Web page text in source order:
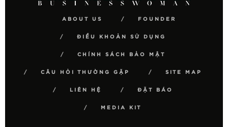
ABOUT US FOUNDER
ĐIỀU KHOẢN SỬ DỤNG
CHÍNH SÁCH BẢO MẬT
CÂU HỎI THƯỜNG GẶP SITE MAP
LIÊN HỆ ĐẶT BÁO
MEDIA KIT